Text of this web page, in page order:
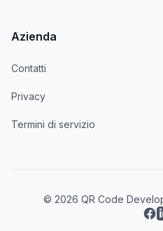
Azienda
Contatti
Privacy
Termini di servizio
© 2026 QR Code